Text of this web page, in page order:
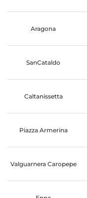
Aragona
SanCataldo
Caltanissetta
Piazza Armerina
Valguarnera Caropepe